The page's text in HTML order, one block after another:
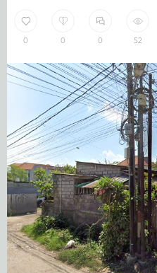
0 0 0 52